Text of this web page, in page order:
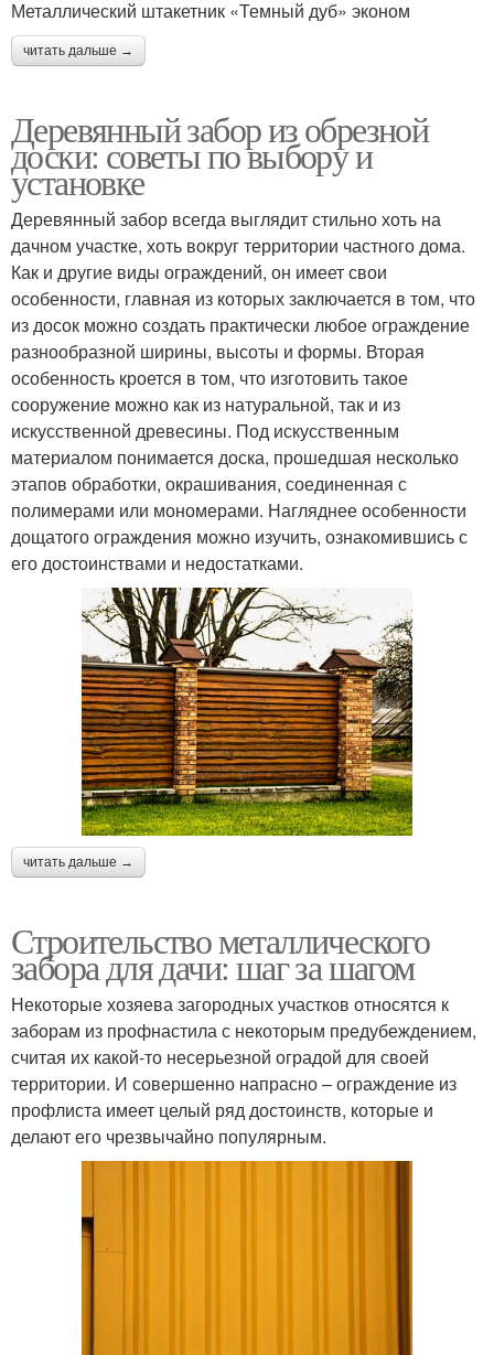
Металлический штакетник «Темный дуб» эконом
читать дальше →
Деревянный забор из обрезной
доски: советы по выбору и
установке
Деревянный забор всегда выглядит стильно хоть на
дачном участке, хоть вокруг территории частного дома.
Как и другие виды ограждений, он имеет свои
особенности, главная из которых заключается в том, что
из досок можно создать практически любое ограждение
разнообразной ширины, высоты и формы. Вторая
особенность кроется в том, что изготовить такое
сооружение можно как из натуральной, так и из
искусственной древесины. Под искусственным
материалом понимается доска, прошедшая несколько
этапов обработки, окрашивания, соединенная с
полимерами или мономерами. Нагляднее особенности
дощатого ограждения можно изучить, ознакомившись с
его достоинствами и недостатками.
читать дальше →
Строительство металлического
забора для дачи: шаг за шагом
Некоторые хозяева загородных участков относятся к
заборам из профнастила с некоторым предубеждением,
считая их какой-то несерьезной оградой для своей
территории. И совершенно напрасно – ограждение из
профлиста имеет целый ряд достоинств, которые и
делают его чрезвычайно популярным.